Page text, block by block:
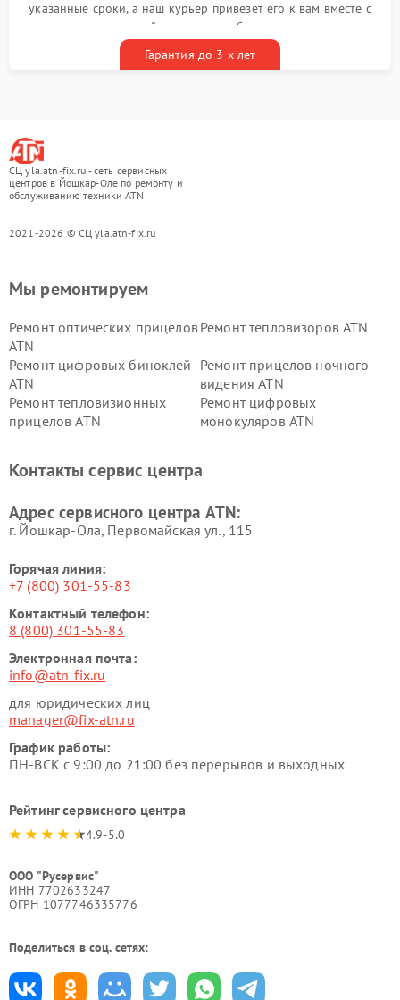
указанные сроки, а наш курьер привезет его к вам вместе с
гарантийным талоном бесплатно
Гарантия до 3-х лет
СЦ yla.atn-fix.ru - сеть сервисных
центров в Йошкар-Оле по ремонту и
обслуживанию техники ATN
2021-2026 © СЦ yla.atn-fix.ru
Мы ремонтируем
Ремонт оптических прицелов
ATN
Ремонт тепловизоров ATN
Ремонт цифровых биноклей
ATN
Ремонт прицелов ночного
видения ATN
Ремонт тепловизионных
прицелов ATN
Ремонт цифровых
монокуляров ATN
Контакты сервис центра
Адрес сервисного центра ATN:
г. Йошкар-Ола, Первомайская ул., 115
Горячая линия:
+7 (800) 301-55-83
Контактный телефон:
8 (800) 301-55-83
Электронная почта:
info@atn-fix.ru
для юридических лиц
manager@fix-atn.ru
График работы:
ПН-ВСК с 9:00 до 21:00 без перерывов и выходных
Рейтинг сервисного центра
4.9-5.0
ООО "Русервис"
ИНН 7702633247
ОГРН 1077746335776
Поделиться в соц. сетях: